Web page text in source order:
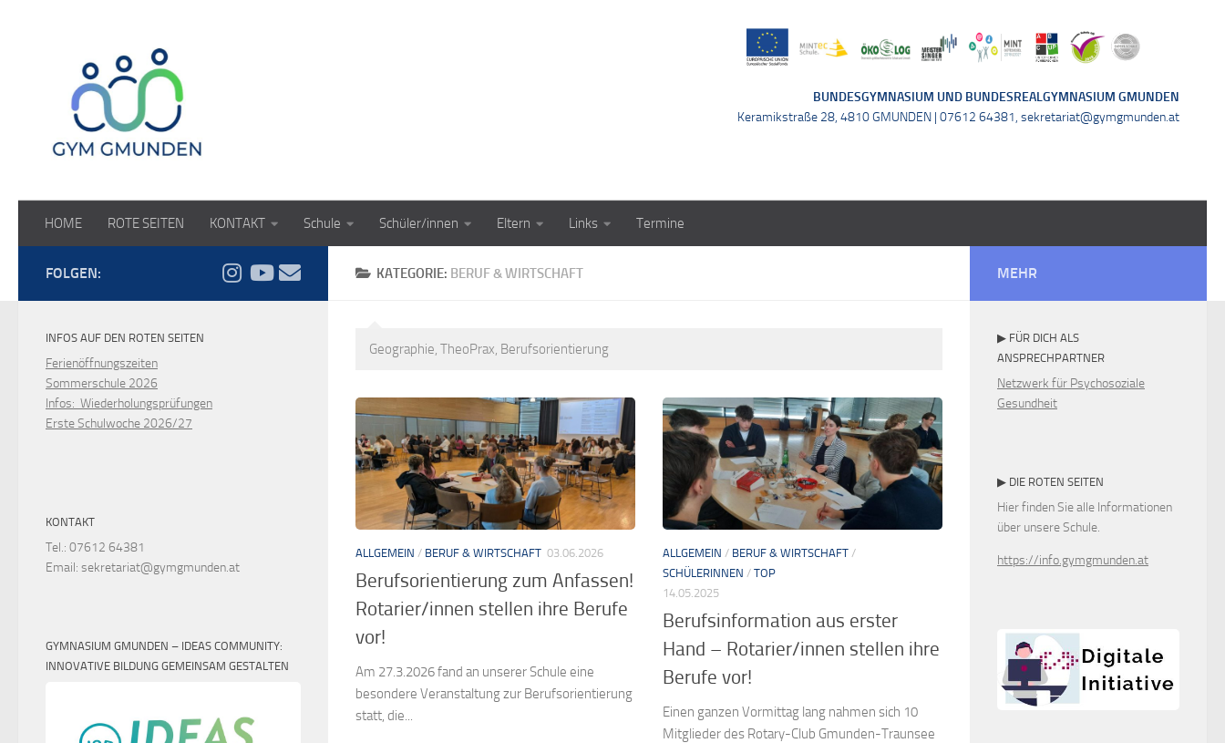
BUNDESGYMNASIUM UND BUNDESREALGYMNASIUM GMUNDEN
Keramikstraße 28, 4810 GMUNDEN | 07612 64381, sekretariat@gymgmunden.at
HOME ROTE SEITEN KONTAKT Schule Schüler/innen Eltern Links Termine
KATEGORIE: BERUF & WIRTSCHAFT
Geographie, TheoPrax, Berufsorientierung
ALLGEMEIN / BERUF & WIRTSCHAFT 03.06.2026
Berufsorientierung zum Anfassen!
Rotarier/innen stellen ihre Berufe
vor!
Am 27.3.2026 fand an unserer Schule eine
besondere Veranstaltung zur Berufsorientierung
statt, die...
ALLGEMEIN / BERUF & WIRTSCHAFT /
SCHÜLERINNEN / TOP
14.05.2025
Berufsinformation aus erster
Hand – Rotarier/innen stellen ihre
Berufe vor!
Einen ganzen Vormittag lang nahmen sich 10
Mitglieder des Rotary-Club Gmunden-Traunsee
FOLGEN:
INFOS AUF DEN ROTEN SEITEN
Ferienöffnungszeiten
Sommerschule 2026
Infos: Wiederholungsprüfungen
Erste Schulwoche 2026/27
KONTAKT
Tel.: 07612 64381
Email: sekretariat@gymgmunden.at
GYMNASIUM GMUNDEN – IDEAS COMMUNITY:
INNOVATIVE BILDUNG GEMEINSAM GESTALTEN
MEHR
▶ FÜR DICH ALS
ANSPRECHPARTNER
Netzwerk für Psychosoziale
Gesundheit
▶ DIE ROTEN SEITEN
Hier finden Sie alle Informationen
über unsere Schule.
https://info.gymgmunden.at